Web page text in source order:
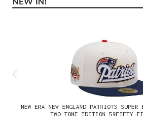
NEW ERA NEW ENGLAND PATRIOTS SUPER
TWO TONE EDITION 59FIFTY